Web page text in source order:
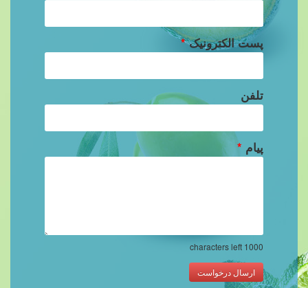
پست الکترونیک*
تلفن
پیام *
1000
ارسال درخواست